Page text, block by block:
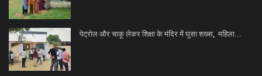
पेट्रोल और चाकू लेकर शिक्षा के मंदिर में घुसा शख्स, महिला...